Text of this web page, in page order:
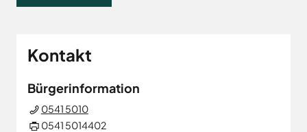
Kontakt
Bürgerinformation
0541 5010
0541 5014402
Neuenkirchen
Ostercappeln
Wallenhorst